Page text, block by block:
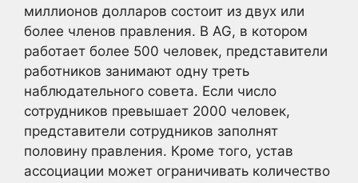
миллионов долларов состоит из двух или
более членов правления. В AG, в котором
работает более 500 человек, представители
работников занимают одну треть
наблюдательного совета. Если число
сотрудников превышает 2000 человек,
представители сотрудников заполнят
половину правления. Кроме того, устав
ассоциации может ограничивать количество